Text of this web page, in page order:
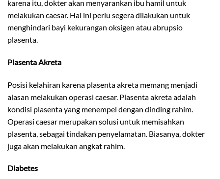
karena itu, dokter akan menyarankan ibu hamil untuk
melakukan caesar. Hal ini perlu segera dilakukan untuk
menghindari bayi kekurangan oksigen atau abrupsio
plasenta.
Plasenta Akreta
Posisi kelahiran karena plasenta akreta memang menjadi
alasan melakukan operasi caesar. Plasenta akreta adalah
kondisi plasenta yang menempel dengan dinding rahim.
Operasi caesar merupakan solusi untuk memisahkan
plasenta, sebagai tindakan penyelamatan. Biasanya, dokter
juga akan melakukan angkat rahim.
Diabetes